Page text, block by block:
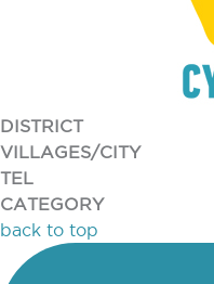
DISTRICT
VILLAGES/CITY
TEL
CATEGORY
back to top